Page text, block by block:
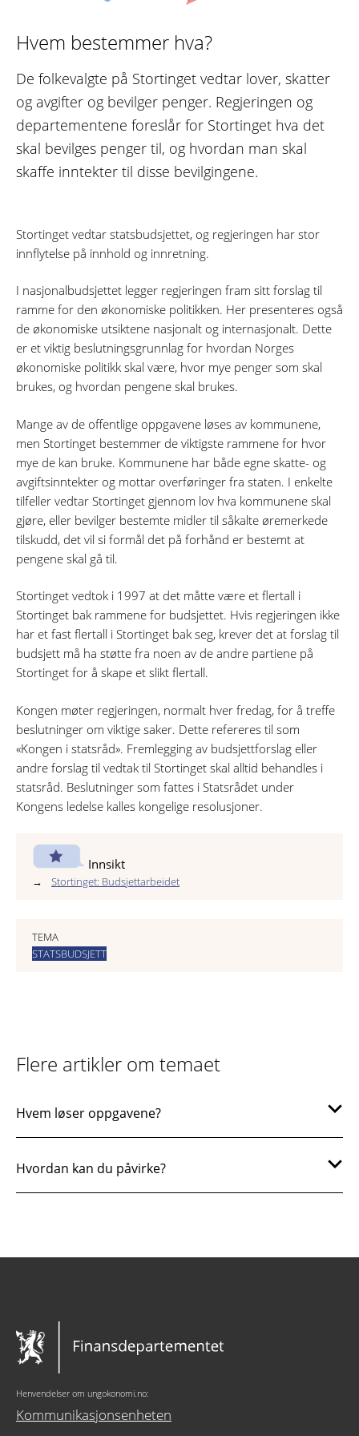
Hvem bestemmer hva?
De folkevalgte på Stortinget vedtar lover, skatter
og avgifter og bevilger penger. Regjeringen og
departementene foreslår for Stortinget hva det
skal bevilges penger til, og hvordan man skal
skaffe inntekter til disse bevilgingene.
Stortinget vedtar statsbudsjettet, og regjeringen har stor
innflytelse på innhold og innretning.
I nasjonalbudsjettet legger regjeringen fram sitt forslag til
ramme for den økonomiske politikken. Her presenteres også
de økonomiske utsiktene nasjonalt og internasjonalt. Dette
er et viktig beslutningsgrunnlag for hvordan Norges
økonomiske politikk skal være, hvor mye penger som skal
brukes, og hvordan pengene skal brukes.
Mange av de offentlige oppgavene løses av kommunene,
men Stortinget bestemmer de viktigste rammene for hvor
mye de kan bruke. Kommunene har både egne skatte- og
avgiftsinntekter og mottar overføringer fra staten. I enkelte
tilfeller vedtar Stortinget gjennom lov hva kommunene skal
gjøre, eller bevilger bestemte midler til såkalte øremerkede
tilskudd, det vil si formål det på forhånd er bestemt at
pengene skal gå til.
Stortinget vedtok i 1997 at det måtte være et flertall i
Stortinget bak rammene for budsjettet. Hvis regjeringen ikke
har et fast flertall i Stortinget bak seg, krever det at forslag til
budsjett må ha støtte fra noen av de andre partiene på
Stortinget for å skape et slikt flertall.
Kongen møter regjeringen, normalt hver fredag, for å treffe
beslutninger om viktige saker. Dette refereres til som
«Kongen i statsråd». Fremlegging av budsjettforslag eller
andre forslag til vedtak til Stortinget skal alltid behandles i
statsråd. Beslutninger som fattes i Statsrådet under
Kongens ledelse kalles kongelige resolusjoner.
Innsikt
Stortinget: Budsjettarbeidet
TEMA
STATSBUDSJETT
Flere artikler om temaet
Hvem løser oppgavene?
Hvordan kan du påvirke?
Henvendelser om ungokonomi.no:
Kommunikasjonsenheten